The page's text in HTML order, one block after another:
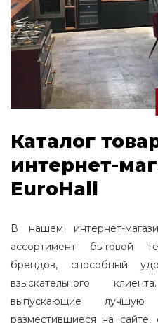
Каталог
интернет-
EuroHall
В нашем интернет-
ассортимент бытовой
брендов, способный
взыскательного
выпускающие
разместившиеся на